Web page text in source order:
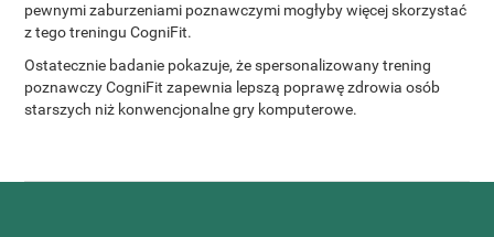
pewnymi zaburzeniami poznawczymi mogłyby więcej skorzystać
z tego treningu CogniFit.
Ostatecznie badanie pokazuje, że spersonalizowany trening
poznawczy CogniFit zapewnia lepszą poprawę zdrowia osób
starszych niż konwencjonalne gry komputerowe.